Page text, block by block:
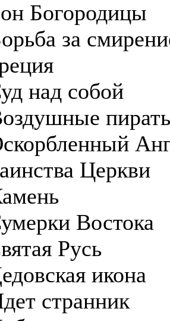
Богородицы
за
над собой
Церкви
Востока
Русь
икона
странник